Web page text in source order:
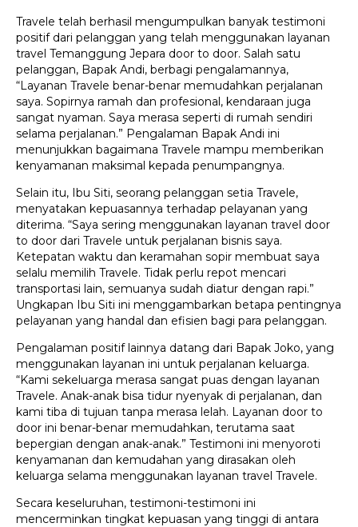
Travele telah berhasil mengumpulkan banyak testimoni
positif dari pelanggan yang telah menggunakan layanan
travel Temanggung Jepara door to door. Salah satu
pelanggan, Bapak Andi, berbagi pengalamannya,
“Layanan Travele benar-benar memudahkan perjalanan
saya. Sopirnya ramah dan profesional, kendaraan juga
sangat nyaman. Saya merasa seperti di rumah sendiri
selama perjalanan.” Pengalaman Bapak Andi ini
menunjukkan bagaimana Travele mampu memberikan
kenyamanan maksimal kepada penumpangnya.
Selain itu, Ibu Siti, seorang pelanggan setia Travele,
menyatakan kepuasannya terhadap pelayanan yang
diterima. “Saya sering menggunakan layanan travel door
to door dari Travele untuk perjalanan bisnis saya.
Ketepatan waktu dan keramahan sopir membuat saya
selalu memilih Travele. Tidak perlu repot mencari
transportasi lain, semuanya sudah diatur dengan rapi.”
Ungkapan Ibu Siti ini menggambarkan betapa pentingnya
pelayanan yang handal dan efisien bagi para pelanggan.
Pengalaman positif lainnya datang dari Bapak Joko, yang
menggunakan layanan ini untuk perjalanan keluarga.
“Kami sekeluarga merasa sangat puas dengan layanan
Travele. Anak-anak bisa tidur nyenyak di perjalanan, dan
kami tiba di tujuan tanpa merasa lelah. Layanan door to
door ini benar-benar memudahkan, terutama saat
bepergian dengan anak-anak.” Testimoni ini menyoroti
kenyamanan dan kemudahan yang dirasakan oleh
keluarga selama menggunakan layanan travel Travele.
Secara keseluruhan, testimoni-testimoni ini
mencerminkan tingkat kepuasan yang tinggi di antara